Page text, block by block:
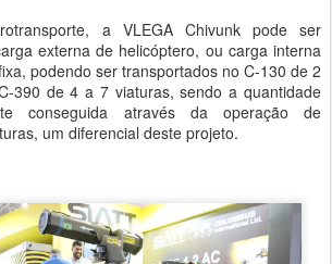
a VLEGA Chivunk pode ser
externa de helicóptero, ou carga interna
podendo ser transportados no C-130 de 2
390 de 4 a 7 viaturas, sendo a quantidade
conseguida através da operação de
um diferencial deste projeto.